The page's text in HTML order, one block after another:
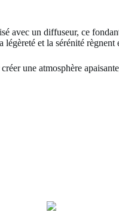
avec un diffuseur, ce
et la sérénité règnent
une atmosphère